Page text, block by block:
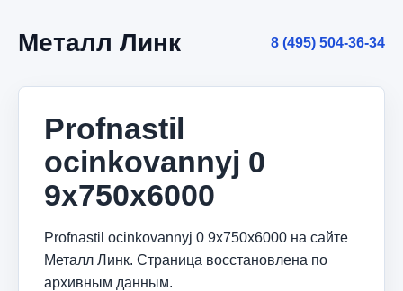
Металл Линк 8 (495) 504-36-34
Profnastil
ocinkovannyj 0
9x750x6000
Profnastil ocinkovannyj 0 9x750x6000 на сайте
Металл Линк. Страница восстановлена по
архивным данным.